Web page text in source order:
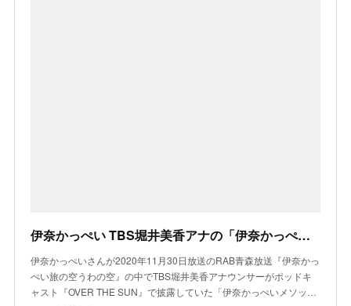
伊奈かっぺい TBS堀井美香アナの「伊奈かっぺいメソッド」を語る
伊奈かっぺいさんが2020年11月30日放送のRAB青森放送『伊奈かっ
ぺい旅の空うわの空』の中でTBS堀井美香アナウンサーがポッドキ
ャスト『OVER THE SUN』で披露していた「伊奈かっぺいメソッ…